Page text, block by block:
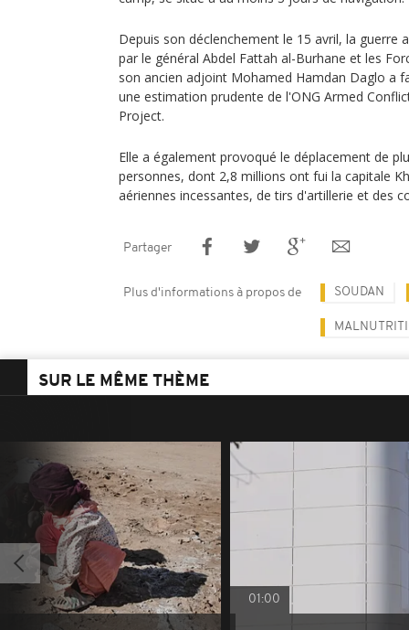
Depuis son déclenchement le 15 avril, la guerre
par le général Abdel Fattah al-Burhane et les
son ancien adjoint Mohamed Hamdan Daglo a
une estimation prudente de l'ONG Armed
Project.
Elle a également provoqué le déplacement de
personnes, dont 2,8 millions ont fui la capitale
aériennes incessantes, de tirs d'artillerie et des
Partager
Plus d'informations à propos de SOUDAN
SUR LE MÊME THÈME
01:00